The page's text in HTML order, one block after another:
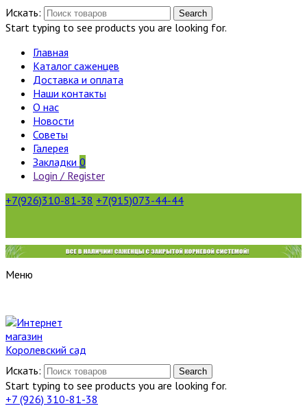
Искать: Search
Start typing to see products you are looking for.
Главная
Каталог саженцев
Доставка и оплата
Наши контакты
О нас
Новости
Советы
Галерея
Закладки 0
Login / Register
+7(926)310-81-38 +7(915)073-44-44
Меню
Искать: Search
Start typing to see products you are looking for.
+7 (926) 310-81-38